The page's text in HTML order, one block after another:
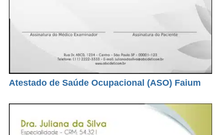
Atestado de Saúde Ocupacional (ASO) Faium